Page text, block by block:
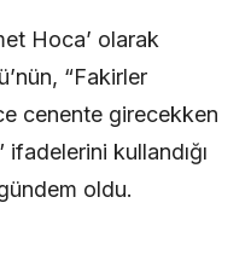
Hoca’ olarak
“Fakirler
cenente girecekken
kullandığı
oldu.